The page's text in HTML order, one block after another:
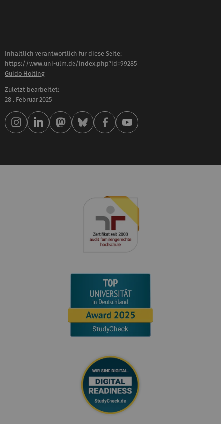
Inhaltlich verantwortlich für diese Seite:
https://www.uni-ulm.de/index.php?id=99285
Guido Hölting
Zuletzt bearbeitet:
28 . Februar 2025